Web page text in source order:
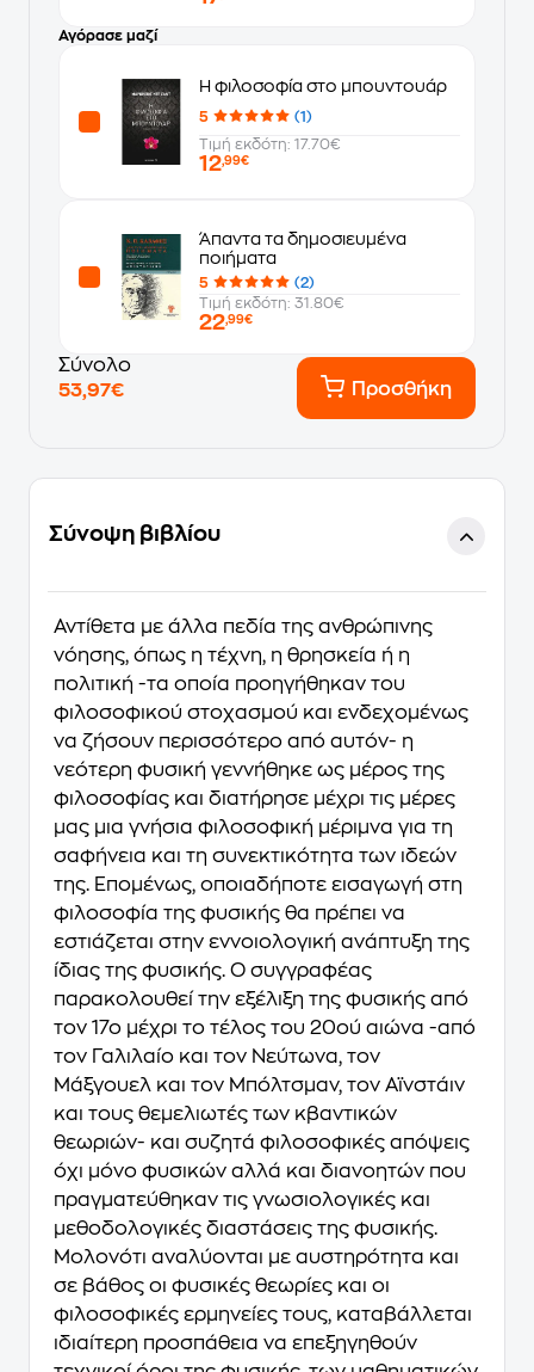
Αγόρασε μαζί
Η φιλοσοφία στο μπουντουάρ
5
(1)
Τιμή εκδότη: 17.70€
12,99€
Άπαντα τα δημοσιευμένα
ποιήματα
5
(2)
Τιμή εκδότη: 31.80€
22,99€
Σύνολο
53,97€
Προσθήκη
Σύνοψη βιβλίου
Αντίθετα με άλλα πεδία της ανθρώπινης
νόησης, όπως η τέχνη, η θρησκεία ή η
πολιτική -τα οποία προηγήθηκαν του
φιλοσοφικού στοχασμού και ενδεχομένως
να ζήσουν περισσότερο από αυτόν- η
νεότερη φυσική γεννήθηκε ως μέρος της
φιλοσοφίας και διατήρησε μέχρι τις μέρες
μας μια γνήσια φιλοσοφική μέριμνα για τη
σαφήνεια και τη συνεκτικότητα των ιδεών
της. Επομένως, οποιαδήποτε εισαγωγή στη
φιλοσοφία της φυσικής θα πρέπει να
εστιάζεται στην εννοιολογική ανάπτυξη της
ίδιας της φυσικής. Ο συγγραφέας
παρακολουθεί την εξέλιξη της φυσικής από
τον 17ο μέχρι το τέλος του 20ού αιώνα -από
τον Γαλιλαίο και τον Νεύτωνα, τον
Μάξγουελ και τον Μπόλτσμαν, τον Αϊνστάιν
και τους θεμελιωτές των κβαντικών
θεωριών- και συζητά φιλοσοφικές απόψεις
όχι μόνο φυσικών αλλά και διανοητών που
πραγματεύθηκαν τις γνωσιολογικές και
μεθοδολογικές διαστάσεις της φυσικής.
Μολονότι αναλύονται με αυστηρότητα και
σε βάθος οι φυσικές θεωρίες και οι
φιλοσοφικές ερμηνείες τους, καταβάλλεται
ιδιαίτερη προσπάθεια να επεξηγηθούν